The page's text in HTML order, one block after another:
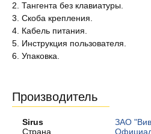
2. Тангента без клавиатуры.
3. Скоба крепления.
4. Кабель питания.
5. Инструкция пользователя.
6. Упаковка.
Производитель
Sirus
Страна
ЗАО